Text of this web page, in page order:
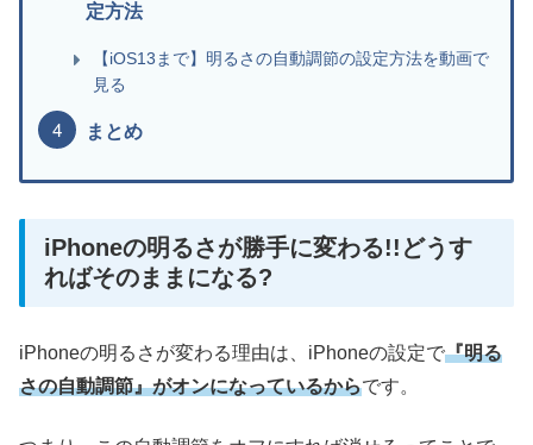
定方法
【iOS13まで】明るさの自動調節の設定方法を動画で
見る
まとめ
iPhoneの明るさが勝手に変わる!!どうす
ればそのままになる?
iPhoneの明るさが変わる理由は、iPhoneの設定で『明る
さの自動調節』がオンになっているからです。